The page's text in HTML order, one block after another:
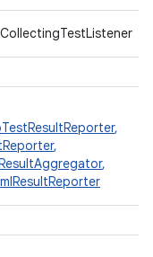
,
,
,